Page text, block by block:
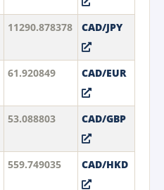
11290.878378 CAD/JPY
61.920849 CAD/EUR
53.088803 CAD/GBP
559.749035 CAD/HKD